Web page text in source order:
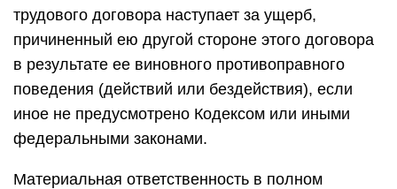
трудового договора наступает за ущерб,
причиненный ею другой стороне этого договора
в результате ее виновного противоправного
поведения (действий или бездействия), если
иное не предусмотрено Кодексом или иными
федеральными законами.
Материальная ответственность в полном